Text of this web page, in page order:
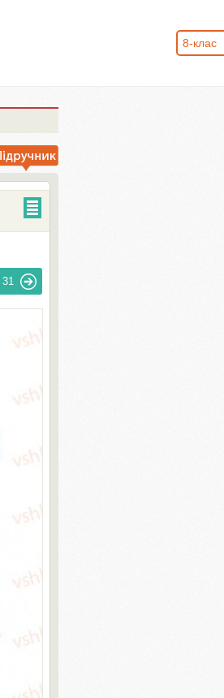
8-клас
31